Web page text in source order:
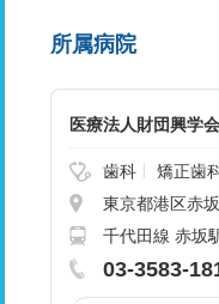
所属病院
医療法人財団興学
歯科 矯正歯
東京都港区赤
千代田線 赤坂
03-3583-